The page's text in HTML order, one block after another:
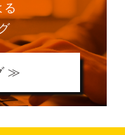
る
≫